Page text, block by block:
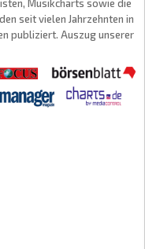
Musikcharts sowie die
seit vielen Jahrzehnten in
publiziert. Auszug unserer